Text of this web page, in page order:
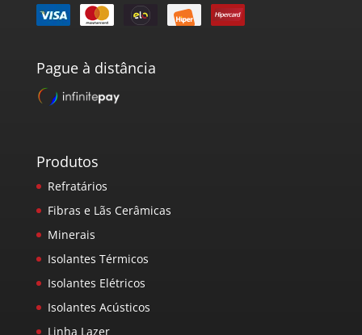
Pague à distância
Produtos
Refratários
Fibras e Lãs Cerâmicas
Minerais
Isolantes Térmicos
Isolantes Elétricos
Isolantes Acústicos
Linha Lazer